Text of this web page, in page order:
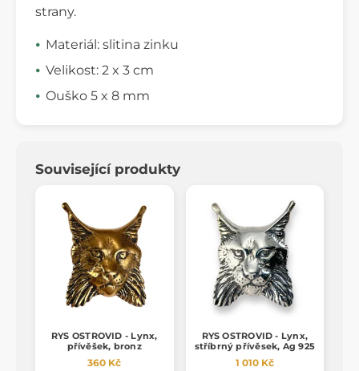
strany.
Materiál: slitina zinku
Velikost: 2 x 3 cm
Ouško 5 x 8 mm
Související produkty
RYS OSTROVID - Lynx,
přívěšek, bronz
360 Kč
RYS OSTROVID - Lynx,
stříbrný přívěsek, Ag 925
1 010 Kč